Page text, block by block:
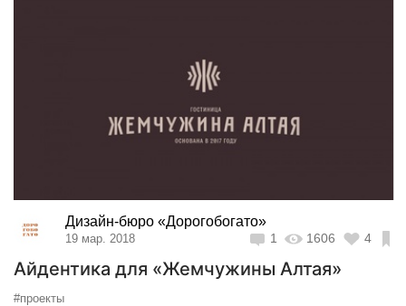
Дизайн-бюро «Дорогобогато»
19 мар. 2018 1 1606 4
Айдентика для «Жемчужины Алтая»
#проекты